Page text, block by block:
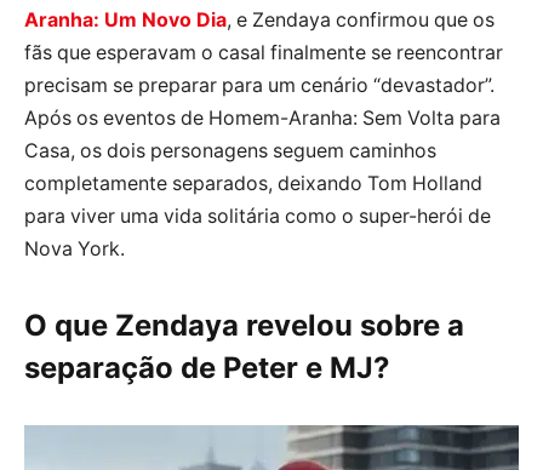
Aranha: Um Novo Dia, e Zendaya confirmou que os
fãs que esperavam o casal finalmente se reencontrar
precisam se preparar para um cenário “devastador”.
Após os eventos de Homem-Aranha: Sem Volta para
Casa, os dois personagens seguem caminhos
completamente separados, deixando Tom Holland
para viver uma vida solitária como o super-herói de
Nova York.
O que Zendaya revelou sobre a
separação de Peter e MJ?